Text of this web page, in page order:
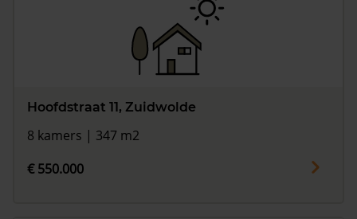
Hoofdstraat 11, Zuidwolde
8 kamers | 347 m2
€ 550.000